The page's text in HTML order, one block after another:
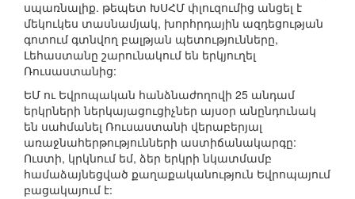
սպառնալիք. թեպետ ԽՍՀՄ փլուզումից անցել է
մեկուկես տասնամյակ, խորհրդային ազդեցության
գոտում գտնվող բալթյան պետությունները,
Լեհաստանը շարունակում են երկյուղել
Ռուսաստանից:
ԵՄ ու Եվրոպական հանձնաժողովի 25 անդամ
երկրների ներկայացուցիչներ այսօր անընդունակ
են սահմանել Ռուսաստանի վերաբերյալ
առաջնահերթությունների աստիճանակարգը:
Ուստի, կրկնում եմ, ձեր երկրի նկատմամբ
համաձայնեցված քաղաքականություն Եվրոպայում
բացակայում է: